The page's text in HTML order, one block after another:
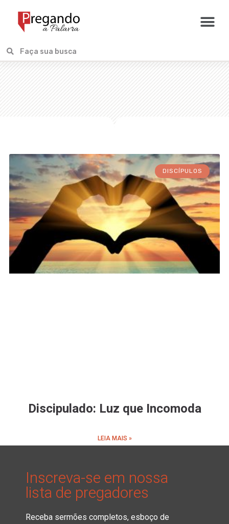
DISCÍPULOS
Discipulado: Luz que Incomoda
LEIA MAIS »
Inscreva-se em nossa
lista de pregadores
Receba sermões completos, esboço de